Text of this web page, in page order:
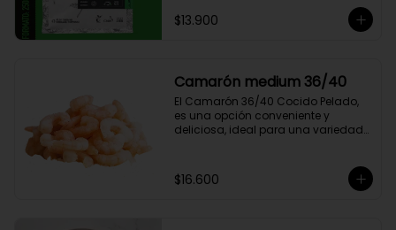
intenso único y con exquisito
Lo diseñamos intencionalmente
para resaltar la intensidad y
generar una gran sinergia si se
añade leche. Se trata de un Blend
con un rico sabor achocolatado.
$13.900
Camarón medium 36/40
El Camarón 36/40 Cocido Pelado,
es una opción conveniente y
deliciosa, ideal para una variedad
camarones son perfectos para
ensaladas, pastas, arroces y
$16.600